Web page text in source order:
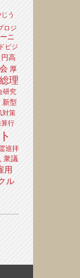
う
ロジ
ニ
ビジ
円高
厚
理
研究
新型
対策
算行
巡拝
衆議
用
ル